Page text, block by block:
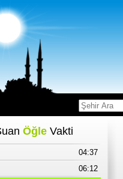
ÖğleVakti
04:37
06:12